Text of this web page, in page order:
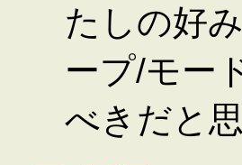
たしの好
ープ/モー
べきだと